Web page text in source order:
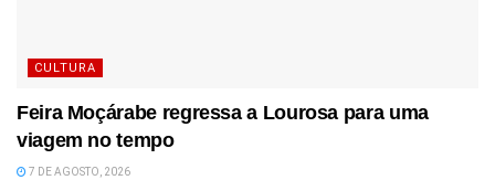
CULTURA
Feira Moçárabe regressa a Lourosa para uma
viagem no tempo
7 DE AGOSTO, 2026